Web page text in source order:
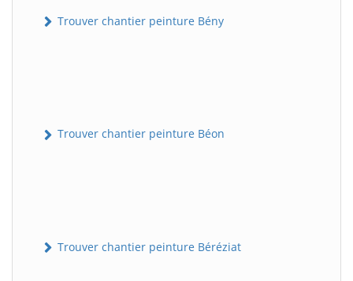
Trouver chantier peinture Bény
Trouver chantier peinture Béon
Trouver chantier peinture Béréziat